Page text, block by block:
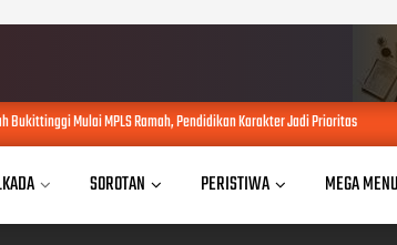
Ramah, Pendidikan Karakter Jadi Prioritas JUL 12, 2026
SOROTAN PERISTIWA MEGA MENU